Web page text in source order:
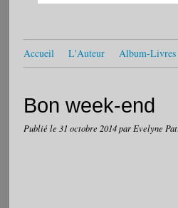
Accueil L'Auteur Album-Livres
Bon week-end
Publié le 31 octobre 2014par Evelyne